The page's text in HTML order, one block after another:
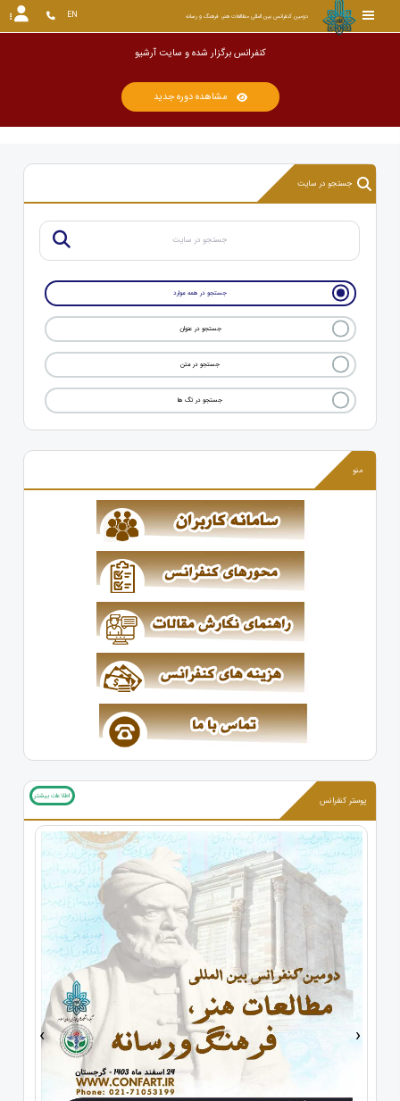
دومین کنفرانس بین المللی مطالعات هنر، فرهنگ و رسانه EN
کنفرانس برگزار شده و سایت آرشیو گردیده است. این سایت به عنوان
مشاهده دوره جدید
جستجو در سایت
جستجو در همه موارد
جستجو در عنوان
جستجو در متن
جستجو در تگ ها
منو
پوستر کنفرانس اطلاعات بیشتر
› ‹